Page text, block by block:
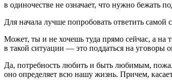
в одиночестве не означает, что нужно бежать
Для начала лучше попробовать ответить
Может, ты и не хочешь туда прямо сейчас, а на
в такой ситуации — это поддаться на уговоры
Да, потребность любить и быть любимым,
оно определяет всю нашу жизнь. Причем,